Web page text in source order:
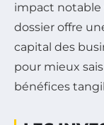
impact notable
dossier offre
capital des
pour mieux
bénéfices